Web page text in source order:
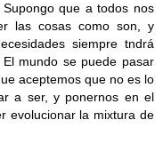
que a todos nos
las cosas como son, y
siempre tndrá
mundo se puede pasar
aceptemos que no es lo
a ser, y ponernos en el
evolucionar la mixtura de